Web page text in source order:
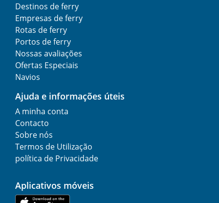
Destinos de ferry
Empresas de ferry
Rotas de ferry
Portos de ferry
Nossas avaliações
Ofertas Especiais
Navios
Ajuda e informações úteis
A minha conta
Contacto
Sobre nós
Termos de Utilização
política de Privacidade
Aplicativos móveis